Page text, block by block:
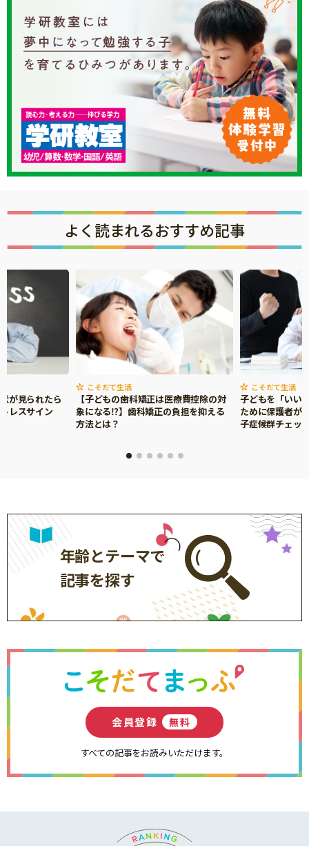
よく読まれるおすすめ記事
が見られたら
レスサイン
こそだて生活
【子どもの歯科矯正は医療費控除の対
象になる⁉】歯科矯正の負担を抑える
方法とは？
こそだて生活
子どもを「いい
ために保護者が
子症候群チェッ
年齢とテーマで
記事を探す
会員登録 無料
すべての記事をお読みいただけます。